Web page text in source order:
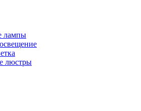
лампы
люстры